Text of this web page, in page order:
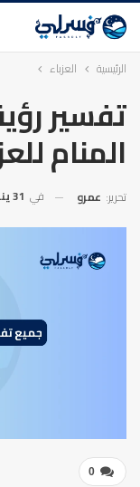
الرئيسية العزباء
تفسير
المنام
تحرير: عمرو في 31 يناير 2025
0